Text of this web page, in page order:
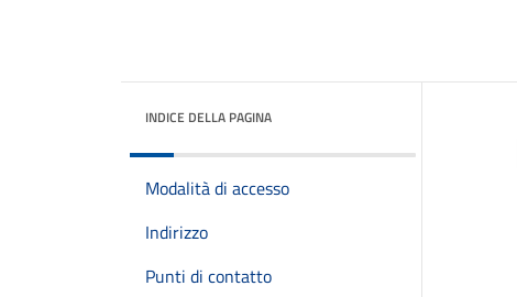
INDICE DELLA PAGINA
Modalità di accesso
Indirizzo
Punti di contatto